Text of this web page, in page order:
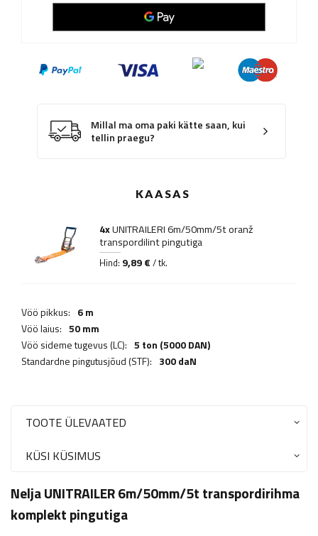
Millal ma oma paki kätte saan, kui
tellin praegu?
KAASAS
4xUNITRAILERI 6m/50mm/5t oranž
transpordilint pingutiga
Hind: 9,89 € / tk.
Vöö pikkus: 6 m
Vöö laius: 50 mm
Vöö sideme tugevus (LC): 5 ton (5000 DAN)
Standardne pingutusjõud (STF): 300 daN
TOOTE ÜLEVAATED
KÜSI KÜSIMUS
Nelja UNITRAILER 6m/50mm/5t transpordirihma
komplekt pingutiga